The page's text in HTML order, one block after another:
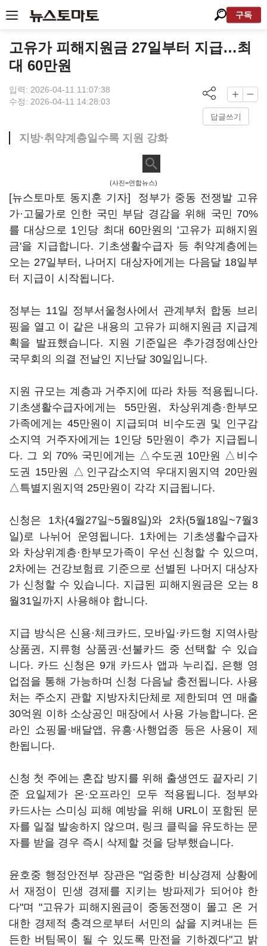
구독
고유가 피해지원금 27일부터 지급…최
대 60만원
입력: 2026-04-11 11:07:38
수정: 2026-04-11 14:28:03
답글쓰기
지방·취약계층일수록 지원 강화
(사진=연합뉴스)
[뉴스토마토 동지훈 기자] 정부가 중동 전쟁발 고유
가·고물가로 인한 국민 부담 경감을 위해 국민 70%
를 대상으로 1인당 최대 60만원의 '고유가 피해지원
금'을 지급합니다. 기초생활수급자 등 취약계층에는
오는 27일부터, 나머지 대상자에게는 다음달 18일부
터 지급이 시작됩니다.
정부는 11일 정부서울청사에서 관계부처 합동 브리
핑을 열고 이 같은 내용의 고유가 피해지원금 지급계
획을 발표했습니다. 지원 기준일은 추가경정예산안
국무회의 의결 전날인 지난달 30일입니다.
지원 규모는 계층과 거주지에 따라 차등 적용됩니다.
기초생활수급자에게는 55만원, 차상위계층·한부모
가족에게는 45만원이 지급되며 비수도권 및 인구감
소지역 거주자에게는 1인당 5만원이 추가 지급됩니
다. 그 외 70% 국민에게는 △수도권 10만원 △비수
도권 15만원 △인구감소지역 우대지원지역 20만원
△특별지원지역 25만원이 각각 지급됩니다.
신청은 1차(4월27일~5월8일)와 2차(5월18일~7월3
일)로 나뉘어 운영됩니다. 1차에는 기초생활수급자
와 차상위계층·한부모가족이 우선 신청할 수 있으며,
2차에는 건강보험료 기준으로 선별된 나머지 대상자
가 신청할 수 있습니다. 지급된 피해지원금은 오는 8
월31일까지 사용해야 합니다.
지급 방식은 신용·체크카드, 모바일·카드형 지역사랑
상품권, 지류형 상품권·선불카드 중 선택할 수 있습
니다. 카드 신청은 9개 카드사 앱과 누리집, 은행 영
업점을 통해 가능하며 신청 다음날 충전됩니다. 사용
처는 주소지 관할 지방자치단체로 제한되며 연 매출
30억원 이하 소상공인 매장에서 사용 가능합니다. 온
라인 쇼핑몰·배달앱, 유흥·사행업종 등은 사용이 제
한됩니다.
신청 첫 주에는 혼잡 방지를 위해 출생연도 끝자리 기
준 요일제가 온·오프라인 모두 적용됩니다. 정부와
카드사는 스미싱 피해 예방을 위해 URL이 포함된 문
자를 일절 발송하지 않으며, 링크 클릭을 유도하는 문
자를 받을 경우 즉시 삭제할 것을 당부했습니다.
윤호중 행정안전부 장관은 "엄중한 비상경제 상황에
서 재정이 민생 경제를 지키는 방파제가 되어야 한
다"며 "고유가 피해지원금이 중동전쟁이 몰고 온 거
대한 경제적 충격으로부터 서민의 삶을 지켜내는 든
든한 버팀목이 될 수 있도록 만전을 기하겠다"고 밝